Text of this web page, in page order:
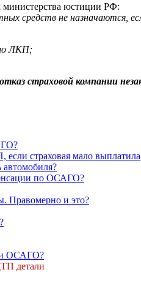
министерства юстиции РФ:
средств не
ЛКП;
отказ страховой компании
страховая мало выплатила
автомобиля?
по ОСАГО?
Правомерно и это?
и ОСАГО?
детали